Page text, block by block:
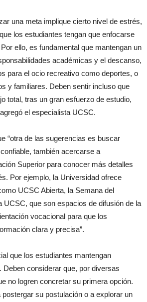
una meta implique cierto nivel de estrés,
los estudiantes tengan que enfocarse
ello, es fundamental que mantengan un
académicas y el descanso,
para el ocio recreativo como deportes, o
y familiares. Deben sentir incluso que
total, tras un gran esfuerzo de estudio,
el especialista UCSC.
“otra de las sugerencias es buscar
también acercarse a
Superior para conocer más detalles
Por ejemplo, la Universidad ofrece
UCSC Abierta, la Semana del
UCSC, que son espacios de difusión de la
vocacional para que los
clara y precisa”.
que los estudiantes mantengan
considerar que, por diversas
no logren concretar su primera opción.
su postulación o a explorar un